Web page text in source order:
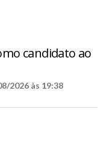
candidato ao
2026 às 19:38